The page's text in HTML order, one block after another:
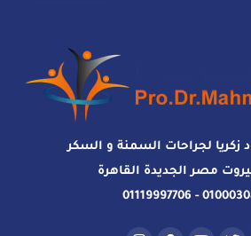
زكريا لجراحات السمنة و السكر
01000308574 -